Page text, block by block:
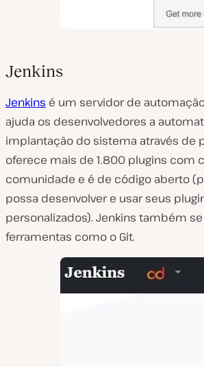
Jenkins
Jenkins é um servidor de
ajuda os desenvolvedores a
implantação do sistema através de
oferece mais de 1.800 plugins com
comunidade e é de código aberto
possa desenvolver e usar seus
personalizados). Jenkins também
ferramentas como o Git.